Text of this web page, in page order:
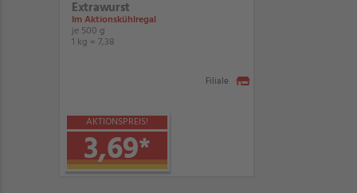
Extrawurst
Im Aktionskühlregal
je 500 g
1 kg = 7,38
AKTIONSPREIS!
3,69*
Filiale